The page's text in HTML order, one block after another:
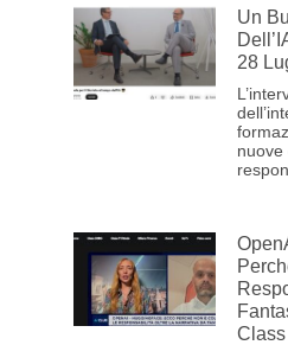
Un
28
nuove